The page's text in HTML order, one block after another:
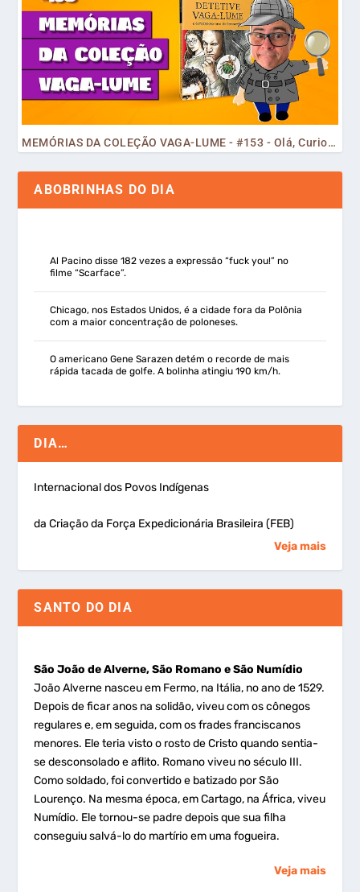
MEMÓRIAS DA COLEÇÃO VAGA-LUME - #153 - Olá, Curiosos! 2023
ABOBRINHAS DO DIA
Al Pacino disse 182 vezes a expressão “fuck you!” no
filme “Scarface”.
Chicago, nos Estados Unidos, é a cidade fora da Polônia
com a maior concentração de poloneses.
O americano Gene Sarazen detém o recorde de mais
rápida tacada de golfe. A bolinha atingiu 190 km/h.
DIA…
Internacional dos Povos Indígenas
da Criação da Força Expedicionária Brasileira (FEB)
Veja mais
SANTO DO DIA
São João de Alverne, São Romano e São Numídio
João Alverne nasceu em Fermo, na Itália, no ano de 1529.
Depois de ficar anos na solidão, viveu com os cônegos
regulares e, em seguida, com os frades franciscanos
menores. Ele teria visto o rosto de Cristo quando sentia-
se desconsolado e aflito. Romano viveu no século III.
Como soldado, foi convertido e batizado por São
Lourenço. Na mesma época, em Cartago, na África, viveu
Numídio. Ele tornou-se padre depois que sua filha
conseguiu salvá-lo do martírio em uma fogueira.
Veja mais